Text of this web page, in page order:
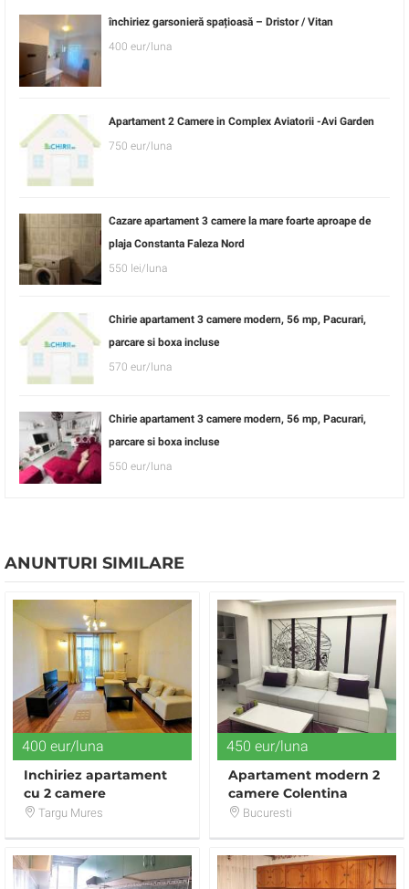
închiriez garsonieră spațioasă – Dristor / Vitan
400 eur/luna
Apartament 2 Camere in Complex Aviatorii -Avi Garden
750 eur/luna
Cazare apartament 3 camere la mare foarte aproape de
plaja Constanta Faleza Nord
550 lei/luna
Chirie apartament 3 camere modern, 56 mp, Pacurari,
parcare si boxa incluse
570 eur/luna
Chirie apartament 3 camere modern, 56 mp, Pacurari,
parcare si boxa incluse
550 eur/luna
ANUNTURI SIMILARE
400 eur/luna
Inchiriez apartament
cu 2 camere
modern,100 mp
Targu Mures
450 eur/luna
Apartament modern 2
camere Colentina
Bucuresti